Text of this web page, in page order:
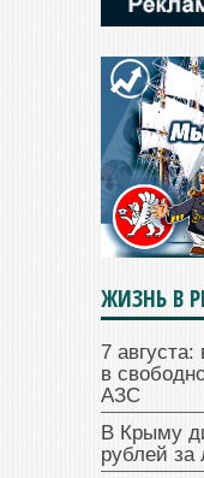
ЖИЗНЬ В
7
в
АЗС
В Крыму
рублей за